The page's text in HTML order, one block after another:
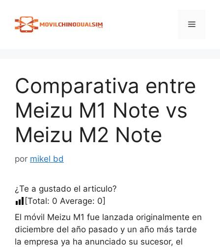
contenido
Menú
Comparativa entre
Meizu M1 Note vs
Meizu M2 Note
por mikel bd
¿Te a gustado el articulo?
[Total: 0 Average: 0]
El móvil Meizu M1 fue lanzada originalmente en
diciembre del año pasado y un año más tarde
la empresa ya ha anunciado su sucesor, el